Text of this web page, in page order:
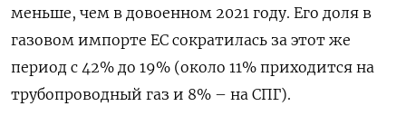
меньше, чем в довоенном 2021 году. Его доля в
газовом импорте ЕС сократилась за этот же
период с 42% до 19% (около 11% приходится на
трубопроводный газ и 8% – на СПГ).